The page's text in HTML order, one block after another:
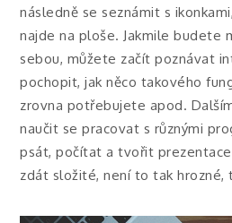
následně se seznámit s
najde na ploše. Jakmile budete
sebou, můžete začít poznávat
pochopit, jak něco takového
zrovna potřebujete apod.
naučit se pracovat s různými
psát, počítat a tvořit
zdát složité, není to tak hrozné,